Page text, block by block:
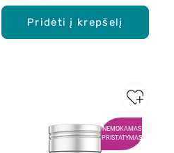
Pridėti į krepšelį
NEMOKAMAS
PRISTATYMAS